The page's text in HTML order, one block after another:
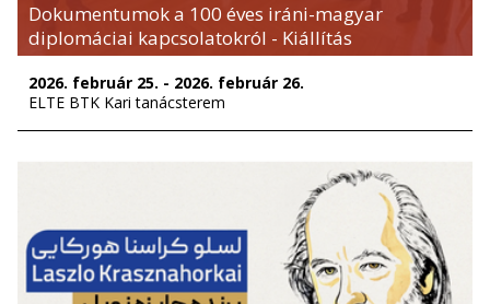
Dokumentumok a 100 éves iráni-magyar
diplomáciai kapcsolatokról - Kiállítás
2026. február 25. - 2026. február 26.
ELTE BTK Kari tanácsterem